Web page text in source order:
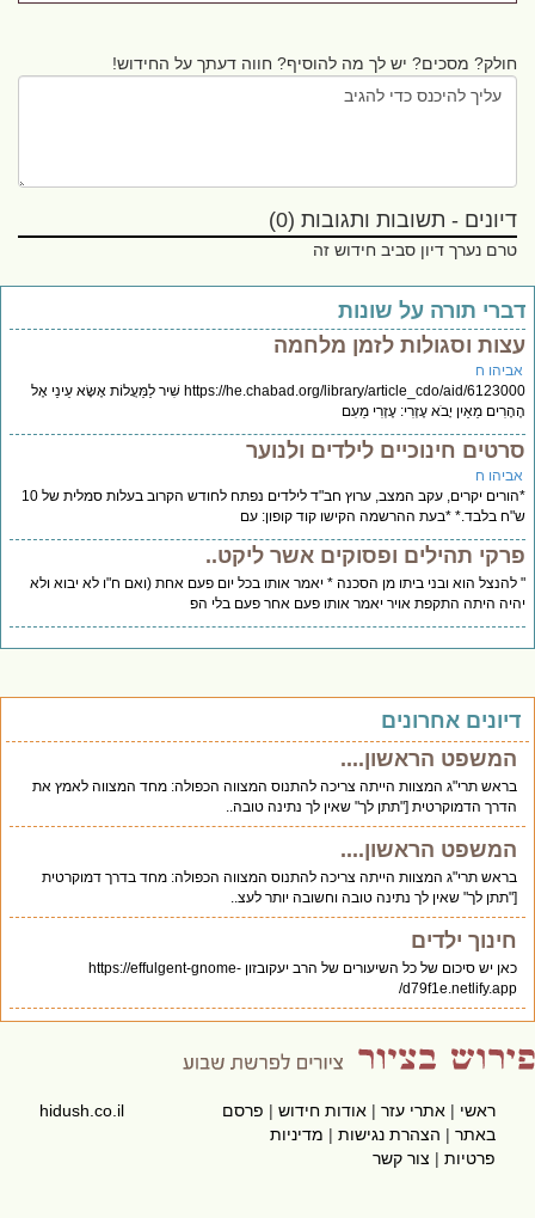
חולק? מסכים? יש לך מה להוסיף? חווה דעתך על החידוש!
דיונים - תשובות ותגובות (0)
טרם נערך דיון סביב חידוש זה
תורה על שונות
וסגולות לזמן מלחמה
ח
https://he.chabad.org/library/article_cdo/aid/6123000 שִׁיר לַמַּעֲלוֹת אֶשָּׂא עֵינַי אֶל
מֵאַיִן יָבֹא עֶזְרִי: עֶזְרִי מֵעִם
חינוכיים לילדים ולנוער
ח
*הורים יקרים, עקב המצב, ערוץ חב"ד לילדים נפתח לחודש הקרוב בעלות סמלית של 10
בלבד.* *בעת ההרשמה הקישו קוד קופון: עם
תהילים ופסוקים אשר ליקט..
הוא ובני ביתו מן הסכנה * יאמר אותו בכל יום פעם אחת (ואם ח"ו לא יבוא ולא
היתה התקפת אויר יאמר אותו פעם אחר פעם בלי הפ
אחרונים
המשפט הראשון....
בראש תרי"ג המצוות הייתה צריכה להתנוס המצווה הכפולה: מחד המצווה לאמץ את
הדרך הדמוקרטית ["תתן לך" שאין לך נתינה טובה..
המשפט הראשון....
בראש תרי"ג המצוות הייתה צריכה להתנוס המצווה הכפולה: מחד בדרך דמוקרטית
["תתן לך" שאין לך נתינה טובה וחשובה יותר לעצ..
חינוך ילדים
כאן יש סיכום של כל השיעורים של הרב יעקובזון https://effulgent-gnome-
d79f1e.netlify.app/
ראשי|אתרי עזר|אודות חידוש|פרסם
באתר|הצהרת נגישות|מדיניות
פרטיות|צור קשר
hidush.co.il